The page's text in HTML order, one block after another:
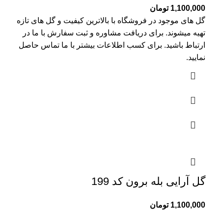
1,100,000 تومان
گل های موجود در فروشگاه با بالاترین کیفیت و گل های تازه
تهیه میشوند. برای دریافت مشاوره و ثبت سفارش با ما در
ارتباط باشید. برای کسب اطلاعات بیشتر با ما تماس حاصل
نمایید.
گل آرایی بله برون کد 199
1,100,000 تومان